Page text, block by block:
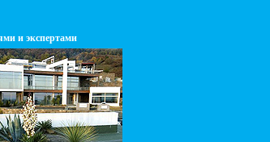
и экспертами